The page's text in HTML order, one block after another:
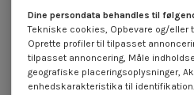
Dine persondata behandles til
Tekniske cookies, Opbevare og/eller
Oprette profiler til tilpasset
tilpasset annoncering, Måle
geografiske placeringsoplysninger,
enhedskarakteristika til identifikation.